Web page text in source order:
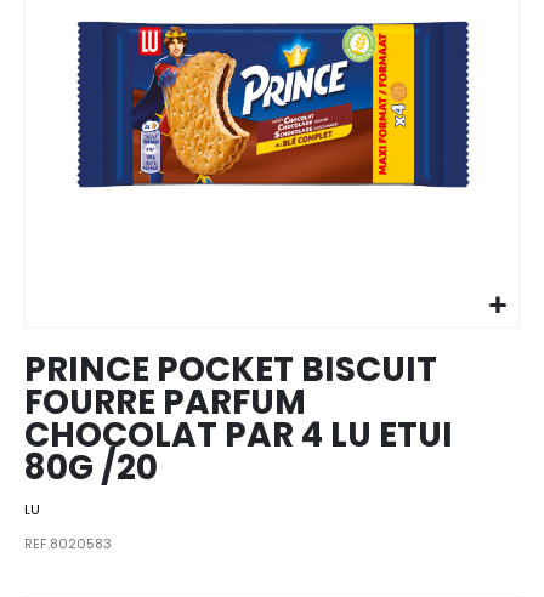
images
gallery
PRINCE POCKET BISCUIT
FOURRE PARFUM
CHOCOLAT PAR 4 LU ETUI
80G /20
LU
REF.8020583